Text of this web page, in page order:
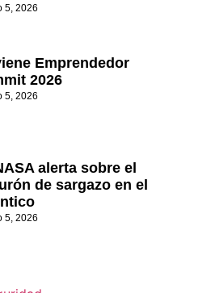
5, 2026
Emprendedor
2026
5, 2026
alerta sobre el
de sargazo en el
5, 2026